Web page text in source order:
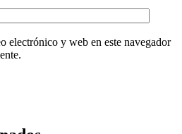
electrónico y web en este navegador